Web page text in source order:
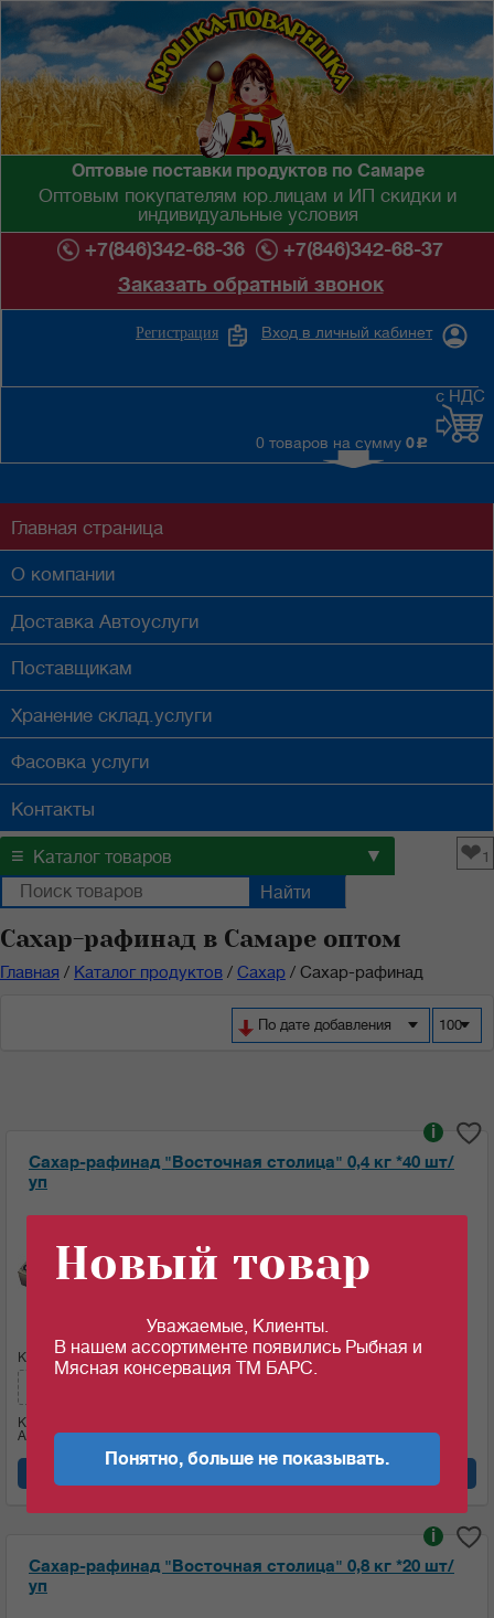
Оптовые поставки продуктов по Самаре
Оптовым покупателям юр.лицам и ИП скидки и
индивидуальные условия
+7(846)342-68-36
+7(846)342-68-37
Заказать обратный звонок
Вход в личный кабинет
Регистрация
0 товаров на сумму 0 c
с НДС
Главная страница
О компании
Доставка Автоуслуги
Поставщикам
Хранение склад.услуги
Фасовка услуги
Контакты
≡ Каталог товаров ▼ ❤1
Сахар-рафинад в Самаре оптом
Главная / Каталог продуктов / Сахар / Сахар-рафинад
100
По дате добавления
Сахар-рафинад "Восточная столица" 0,4 кг *40 шт/
уп
i
47.32 c 46.56 c
за 1 шт если кол-во кратно: 10 шт
Кол-во (шт):
Кол-во (уп.)
Артикул: 07744
Сумма:
Добавить в корзину
Сахар-рафинад "Восточная столица" 0,8 кг *20 шт/
уп
i
Новый товар
Уважаемые, Клиенты.
В нашем ассортименте появились Рыбная и
Мясная консервация ТМ БАРС.
Понятно, больше не показывать.